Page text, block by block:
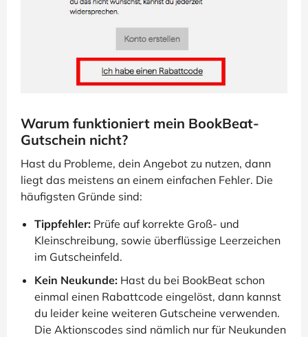
Warum funktioniert mein BookBeat-
Gutschein nicht?
Hast du Probleme, dein Angebot zu nutzen, dann
liegt das meistens an einem einfachen Fehler. Die
häufigsten Gründe sind:
Tippfehler: Prüfe auf korrekte Groß- und
Kleinschreibung, sowie überflüssige Leerzeichen
im Gutscheinfeld.
Kein Neukunde: Hast du bei BookBeat schon
einmal einen Rabattcode eingelöst, dann kannst
du leider keine weiteren Gutscheine verwenden.
Die Aktionscodes sind nämlich nur für Neukunden